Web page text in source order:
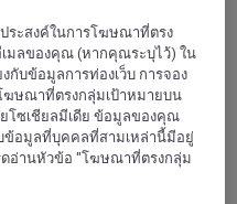
confidence when
meeting room, and discover
ระสงค์ในการโฆษณาที่ตรง
เมลของคุณ (หากคุณระบุไว้) ใน
กับข้อมูลการท่องเว็บ การจอง
ษณาที่ตรงกลุ่มเป้าหมายบน
โซเชียลมีเดีย ข้อมูลของคุณ
ข้อมูลที่บุคคลที่สามเหล่านี้มีอยู่
ดอ่านหัวข้อ "โฆษณาที่ตรงกลุ่ม